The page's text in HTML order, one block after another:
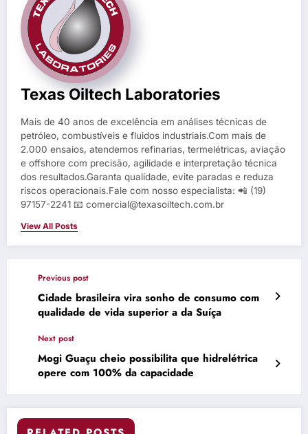
Texas Oiltech Laboratories
Mais de 40 anos de excelência em análises técnicas de
petróleo, combustíveis e fluidos industriais.Com mais de
2.000 ensaios, atendemos refinarias, termelétricas, aviação
e offshore com precisão, agilidade e interpretação técnica
dos resultados.Garanta qualidade, evite paradas e reduza
riscos operacionais.Fale com nosso especialista: 📲 (19)
97157-2241 📧 comercial@texasoiltech.com.br
View All Posts
Previous post
Cidade brasileira vira sonho de consumo com
qualidade de vida superior a da Suíça
Next post
Mogi Guaçu cheio possibilita que hidrelétrica
opere com 100% da capacidade